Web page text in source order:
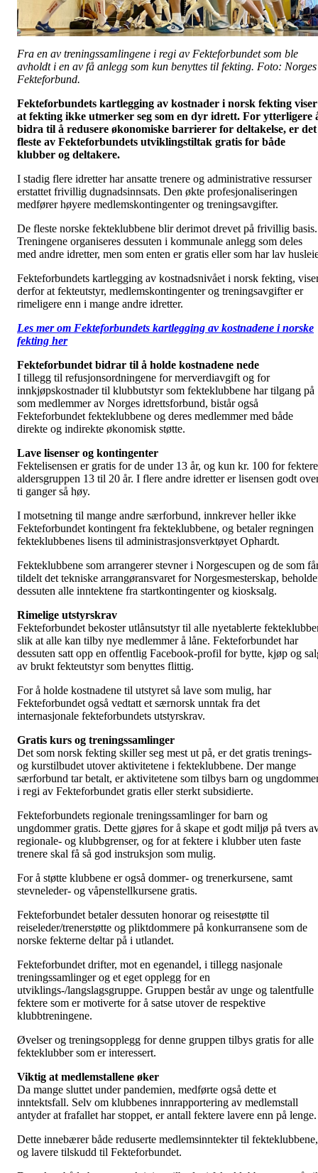
Fra en av treningssamlingene i regi av Fekteforbundet som ble
avholdt i en av få anlegg som kun benyttes til fekting. Foto: Norges
Fekteforbund.
Fekteforbundets kartlegging av kostnader i norsk fekting viser
at fekting ikke utmerker seg som en dyr idrett. For ytterligere
bidra til å redusere økonomiske barrierer for deltakelse, er det
fleste av Fekteforbundets utviklingstiltak gratis for både
klubber og deltakere.
I stadig flere idretter har ansatte trenere og administrative ressurser
erstattet frivillig dugnadsinnsats. Den økte profesjonaliseringen
medfører høyere medlemskontingenter og treningsavgifter.
De fleste norske fekteklubbene blir derimot drevet på frivillig basis.
Treningene organiseres dessuten i kommunale anlegg som deles
med andre idretter, men som enten er gratis eller som har lav
Fekteforbundets kartlegging av kostnadsnivået i norsk fekting,
derfor at fekteutstyr, medlemskontingenter og treningsavgifter er
rimeligere enn i mange andre idretter.
Les mer om Fekteforbundets kartlegging av kostnadene i norske
fekting her
Fekteforbundet bidrar til å holde kostnadene nede
I tillegg til refusjonsordningene for merverdiavgift og for
innkjøpskostnader til klubbutstyr som fekteklubbene har tilgang på
som medlemmer av Norges idrettsforbund, bistår også
Fekteforbundet fekteklubbene og deres medlemmer med både
direkte og indirekte økonomisk støtte.
Lave lisenser og kontingenter
Fektelisensen er gratis for de under 13 år, og kun kr. 100 for
aldersgruppen 13 til 20 år. I flere andre idretter er lisensen godt
ti ganger så høy.
I motsetning til mange andre særforbund, innkrever heller ikke
Fekteforbundet kontingent fra fekteklubbene, og betaler regningen
fekteklubbenes lisens til administrasjonsverktøyet Ophardt.
Fekteklubbene som arrangerer stevner i Norgescupen og de som
tildelt det tekniske arrangøransvaret for Norgesmesterskap,
dessuten alle inntektene fra startkontingenter og kiosksalg.
Rimelige utstyrskrav
Fekteforbundet bekoster utlånsutstyr til alle nyetablerte
slik at alle kan tilby nye medlemmer å låne. Fekteforbundet har
dessuten satt opp en offentlig Facebook-profil for bytte, kjøp og
av brukt fekteutstyr som benyttes flittig.
For å holde kostnadene til utstyret så lave som mulig, har
Fekteforbundet også vedtatt et særnorsk unntak fra det
internasjonale fekteforbundets utstyrskrav.
Gratis kurs og treningssamlinger
Det som norsk fekting skiller seg mest ut på, er det gratis trenings-
og kurstilbudet utover aktivitetene i fekteklubbene. Der mange
særforbund tar betalt, er aktivitetene som tilbys barn og
i regi av Fekteforbundet gratis eller sterkt subsidierte.
Fekteforbundets regionale treningssamlinger for barn og
ungdommer gratis. Dette gjøres for å skape et godt miljø på tvers
regionale- og klubbgrenser, og for at fektere i klubber uten faste
trenere skal få så god instruksjon som mulig.
For å støtte klubbene er også dommer- og trenerkursene, samt
stevneleder- og våpenstellkursene gratis.
Fekteforbundet betaler dessuten honorar og reisestøtte til
reiseleder/trenerstøtte og pliktdommere på konkurransene som de
norske fekterne deltar på i utlandet.
Fekteforbundet drifter, mot en egenandel, i tillegg nasjonale
treningssamlinger og et eget opplegg for en
utviklings-/langslagsgruppe. Gruppen består av unge og talentfulle
fektere som er motiverte for å satse utover de respektive
klubbtreningene.
Øvelser og treningsopplegg for denne gruppen tilbys gratis for alle
fekteklubber som er interessert.
Viktig at medlemstallene øker
Da mange sluttet under pandemien, medførte også dette et
inntektsfall. Selv om klubbenes innrapportering av medlemstall
antyder at frafallet har stoppet, er antall fektere lavere enn på lenge.
Dette innebærer både reduserte medlemsinntekter til fekteklubbene,
og lavere tilskudd til Fekteforbundet.